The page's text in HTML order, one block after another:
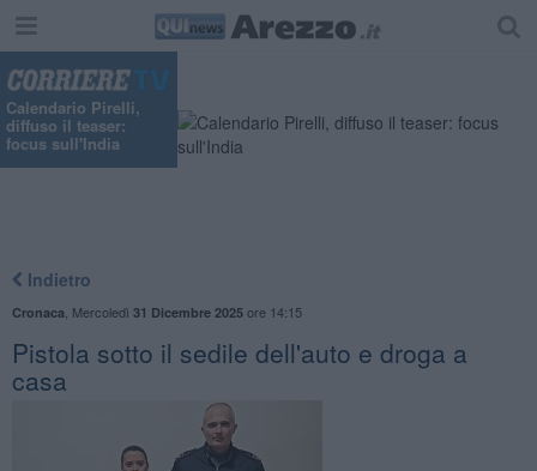
Calendario Pirelli,
diffuso il teaser:
focus sull'India
Indietro
Cronaca Mercoledì 31 Dicembre 2025ore 14:15
Pistola sotto il sedile dell'auto e droga a
casa